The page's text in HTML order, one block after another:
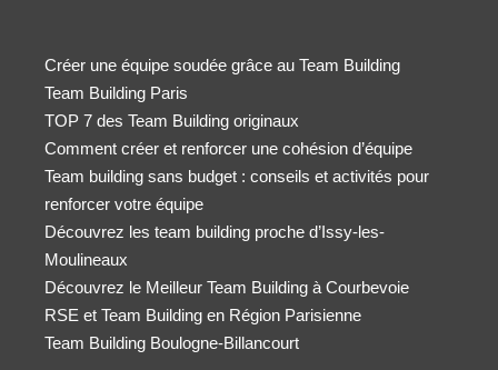
Créer une équipe soudée grâce au Team Building
Team Building Paris
TOP 7 des Team Building originaux
Comment créer et renforcer une cohésion d’équipe
Team building sans budget : conseils et activités pour
renforcer votre équipe
Découvrez les team building proche d’Issy-les-
Moulineaux
Découvrez le Meilleur Team Building à Courbevoie
RSE et Team Building en Région Parisienne
Team Building Boulogne-Billancourt